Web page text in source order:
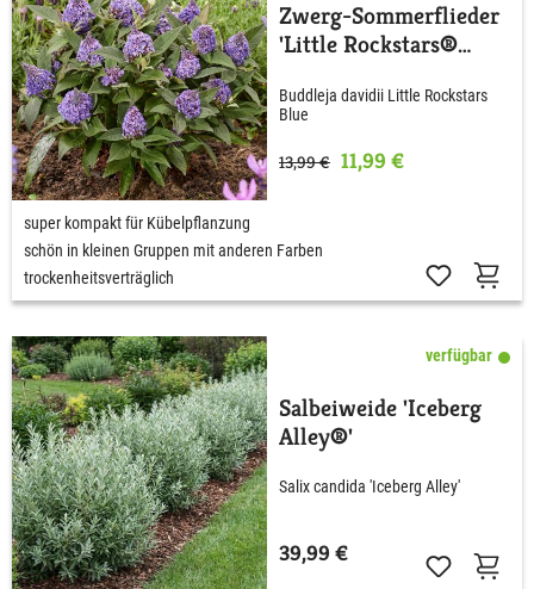
Zwerg-Sommerflieder
'Little Rockstars®
Buddleja davidii Little Rockstars
Blue
13,99 € 11,99 €
super kompakt für Kübelpflanzung
schön in kleinen Gruppen mit anderen Farben
trockenheitsverträglich
verfügbar
Salbeiweide 'Iceberg
Alley®'
Salix candida 'Iceberg Alley'
39,99 €